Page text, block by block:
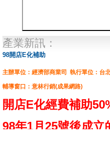
產業新訊：
98開店E化補助
主辦單位：經濟部商業司 執行單位：台
輔導窗口：意林行銷(成果網路)
開店E化經費補助
98年1月25號後成立